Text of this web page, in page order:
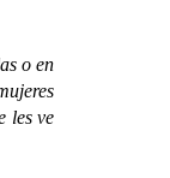
o en
les ve